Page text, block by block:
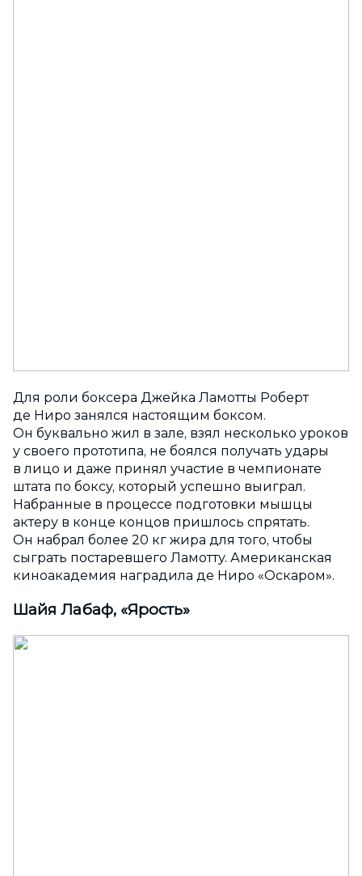
Для роли боксера Джейка Ламотты Роберт
де Ниро занялся настоящим боксом.
Он буквально жил в зале, взял несколько уроков
у своего прототипа, не боялся получать удары
в лицо и даже принял участие в чемпионате
штата по боксу, который успешно выиграл.
Набранные в процессе подготовки мышцы
актеру в конце концов пришлось спрятать.
Он набрал более 20 кг жира для того, чтобы
сыграть постаревшего Ламотту. Американская
киноакадемия наградила де Ниро «Оскаром».
Шайя Лабаф, «Ярость»